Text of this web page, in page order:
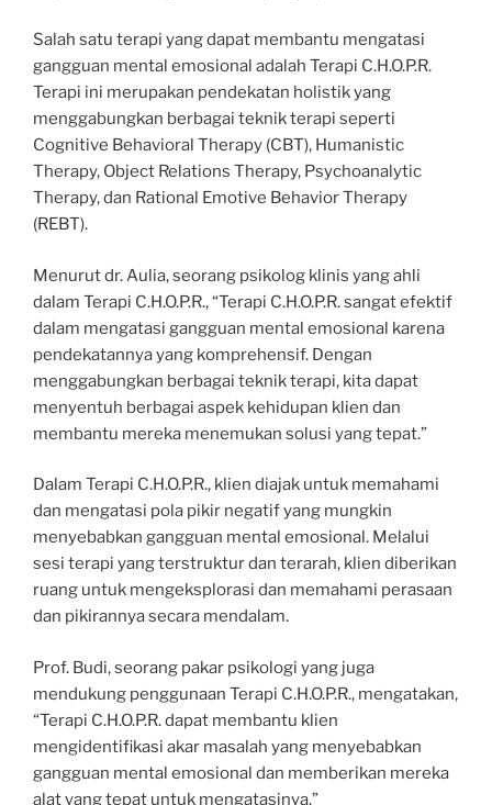
Salah satu terapi yang dapat membantu mengatasi
gangguan mental emosional adalah Terapi C.H.O.P.R.
Terapi ini merupakan pendekatan holistik yang
menggabungkan berbagai teknik terapi seperti
Cognitive Behavioral Therapy (CBT), Humanistic
Therapy, Object Relations Therapy, Psychoanalytic
Therapy, dan Rational Emotive Behavior Therapy
(REBT).
Menurut dr. Aulia, seorang psikolog klinis yang ahli
dalam Terapi C.H.O.P.R., “Terapi C.H.O.P.R. sangat efektif
dalam mengatasi gangguan mental emosional karena
pendekatannya yang komprehensif. Dengan
menggabungkan berbagai teknik terapi, kita dapat
menyentuh berbagai aspek kehidupan klien dan
membantu mereka menemukan solusi yang tepat.”
Dalam Terapi C.H.O.P.R., klien diajak untuk memahami
dan mengatasi pola pikir negatif yang mungkin
menyebabkan gangguan mental emosional. Melalui
sesi terapi yang terstruktur dan terarah, klien diberikan
ruang untuk mengeksplorasi dan memahami perasaan
dan pikirannya secara mendalam.
Prof. Budi, seorang pakar psikologi yang juga
mendukung penggunaan Terapi C.H.O.P.R., mengatakan,
“Terapi C.H.O.P.R. dapat membantu klien
mengidentifikasi akar masalah yang menyebabkan
gangguan mental emosional dan memberikan mereka
alat yang tepat untuk mengatasinya.”